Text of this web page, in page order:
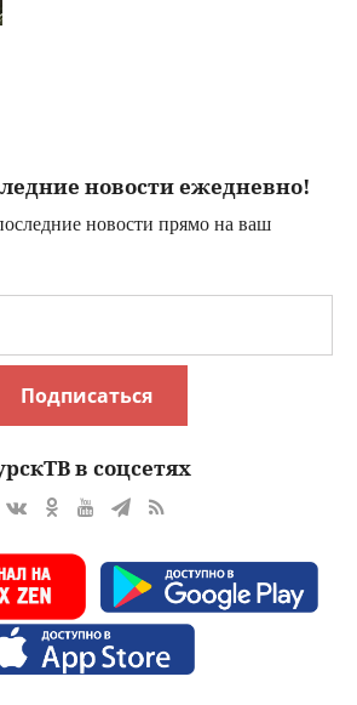
новости ежедневно!
новости прямо на ваш
Подписаться
в соцсетях